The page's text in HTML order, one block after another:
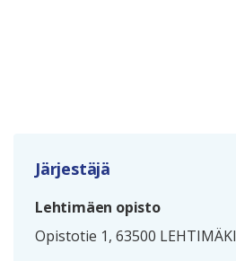
Järjestäjä
Lehtimäen opisto
Opistotie 1, 63500 LEHTIMÄKI